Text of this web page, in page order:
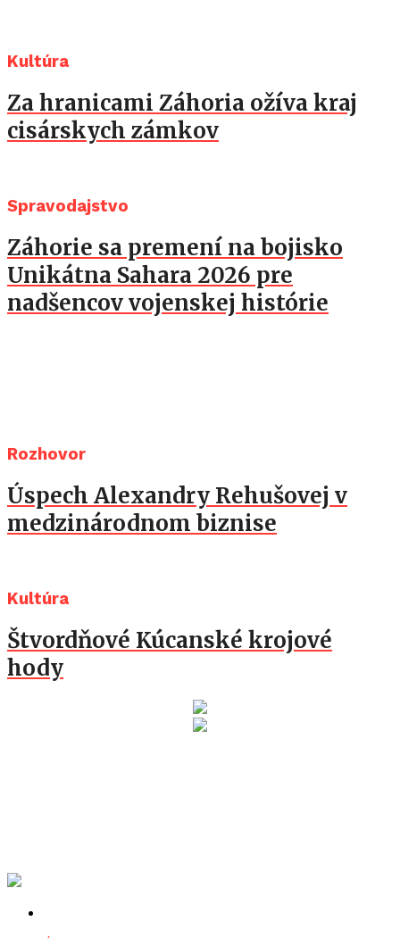
Kultúra
Za hranicami Záhoria ožíva kraj
cisárskych zámkov
Spravodajstvo
Záhorie sa premení na bojisko
Unikátna Sahara 2026 pre
nadšencov vojenskej histórie
Rozhovor
Úspech Alexandry Rehušovej v
medzinárodnom biznise
Kultúra
Štvordňové Kúcanské krojové
hody